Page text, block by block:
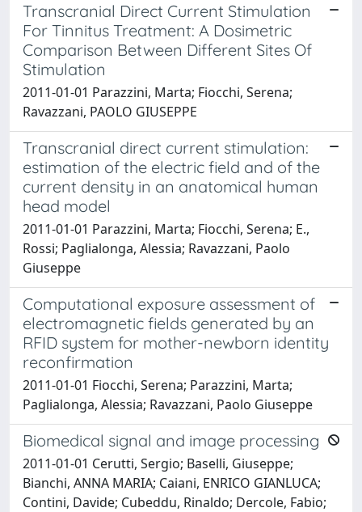
Transcranial Direct Current Stimulation
For Tinnitus Treatment: A Dosimetric
Comparison Between Different Sites Of
Stimulation
2011-01-01 Parazzini, Marta; Fiocchi, Serena;
Ravazzani, PAOLO GIUSEPPE
Transcranial direct current stimulation:
estimation of the electric field and of the
current density in an anatomical human
head model
2011-01-01 Parazzini, Marta; Fiocchi, Serena; E.,
Rossi; Paglialonga, Alessia; Ravazzani, Paolo
Giuseppe
Computational exposure assessment of
electromagnetic fields generated by an
RFID system for mother-newborn identity
reconfirmation
2011-01-01 Fiocchi, Serena; Parazzini, Marta;
Paglialonga, Alessia; Ravazzani, Paolo Giuseppe
Biomedical signal and image processing
2011-01-01 Cerutti, Sergio; Baselli, Giuseppe;
Bianchi, ANNA MARIA; Caiani, ENRICO GIANLUCA;
Contini, Davide; Cubeddu, Rinaldo; Dercole, Fabio;